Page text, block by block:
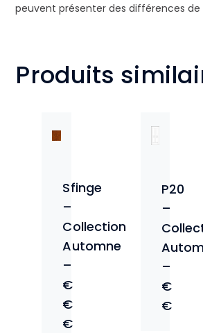
peuvent présenter des différences de
Produits
Sfinge
–
Collection
Automne
–
€
€
€
P20
–
–
€
€